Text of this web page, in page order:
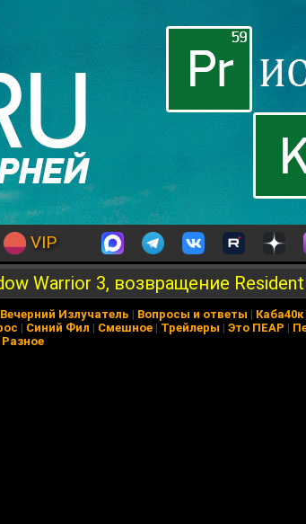
VIP
Warrior 3, возвращение Resident
Вечерний Излучатель | Вопросы и ответы | Каба40к
| Синий Фил | Смешное | Трейлеры | Это ПЕАР |
Разное